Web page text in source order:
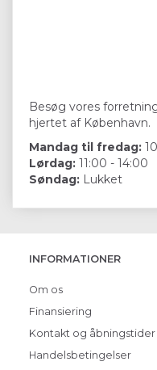
Besøg vores
hjertet af København.
Mandag til fredag:
Lørdag: 11:00 - 14:00
Søndag: Lukket
INFORMATIONER
Om os
Finansiering
Kontakt og åbningstider
Handelsbetingelser